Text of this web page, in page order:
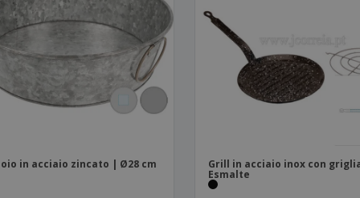
in acciaio zincato | Ø28 cm Grill in acciaio inox con
Esmalte